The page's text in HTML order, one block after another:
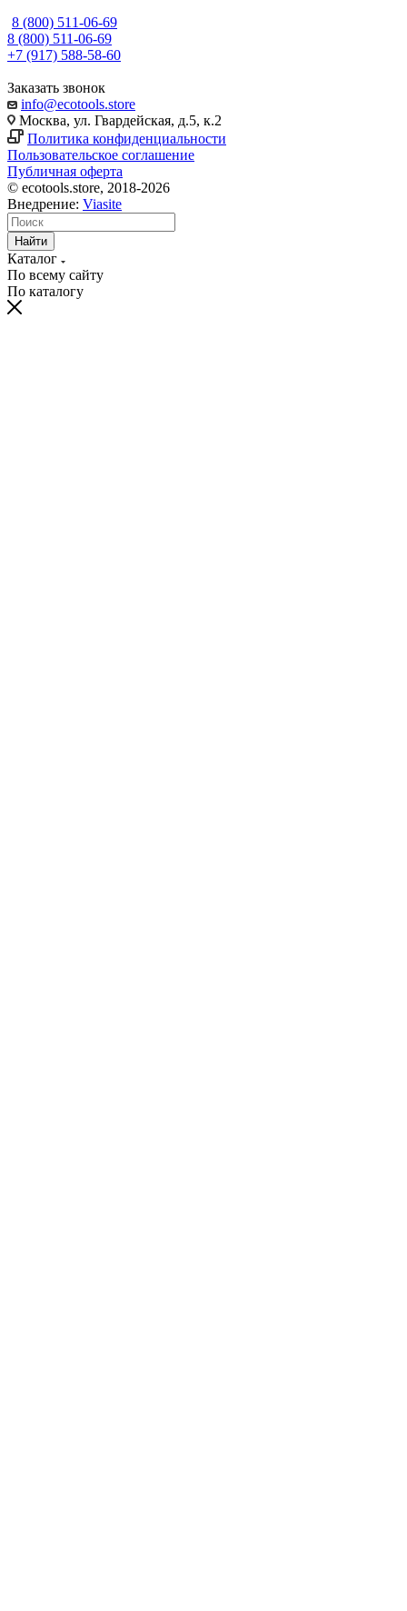
8 (800) 511-06-69
8 (800) 511-06-69
+7 (917) 588-58-60
Заказать звонок
info@ecotools.store
Москва, ул. Гвардейская, д.5, к.2
Политика конфиденциальности
Пользовательское соглашение
Публичная оферта
© ecotools.store, 2018-2026
Внедрение: Viasite
Найти
Каталог
По всему сайту
По каталогу